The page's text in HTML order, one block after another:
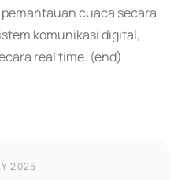
cuaca secara
komunikasi digital,
real time. (end)
2025